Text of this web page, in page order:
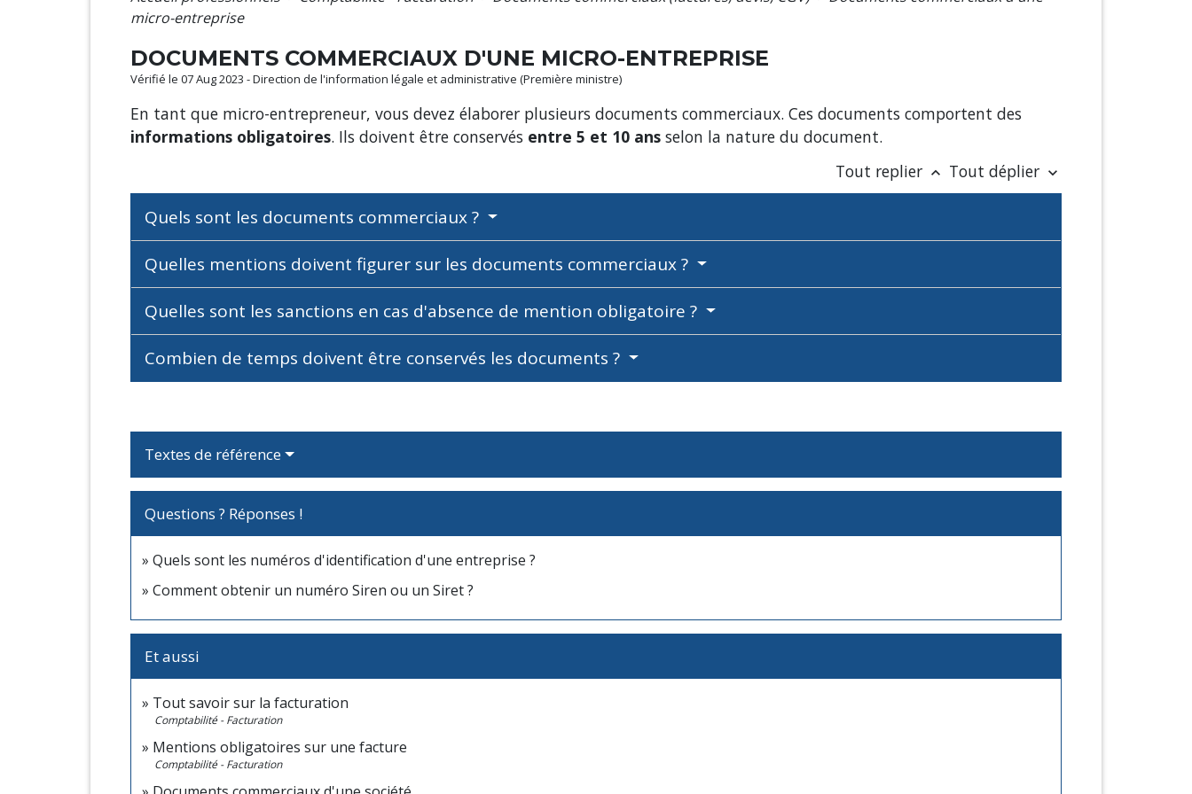
micro-entreprise
DOCUMENTS COMMERCIAUX D'UNE MICRO-ENTREPRISE
Vérifié le 07 Aug 2023 - Direction de l'information légale et administrative (Première ministre)
En tant que micro-entrepreneur, vous devez élaborer plusieurs documents commerciaux. Ces documents comportent des
informations obligatoires. Ils doivent être conservés entre 5 et 10 ans selon la nature du document.
Tout replier keyboard_arrow_up Tout déplier keyboard_arrow_down
Quels sont les documents commerciaux ?
Quelles mentions doivent figurer sur les documents commerciaux ?
Quelles sont les sanctions en cas d'absence de mention obligatoire ?
Combien de temps doivent être conservés les documents ?
Textes de référence
Questions ? Réponses !
Quels sont les numéros d'identification d'une entreprise ?
Comment obtenir un numéro Siren ou un Siret ?
Et aussi
Tout savoir sur la facturation
Comptabilité - Facturation
Mentions obligatoires sur une facture
Comptabilité - Facturation